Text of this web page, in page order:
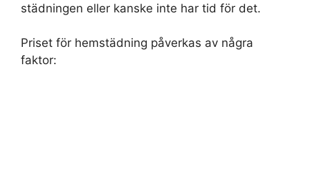
städningen eller kanske inte har tid för det.
Priset för hemstädning påverkas av några
faktor: